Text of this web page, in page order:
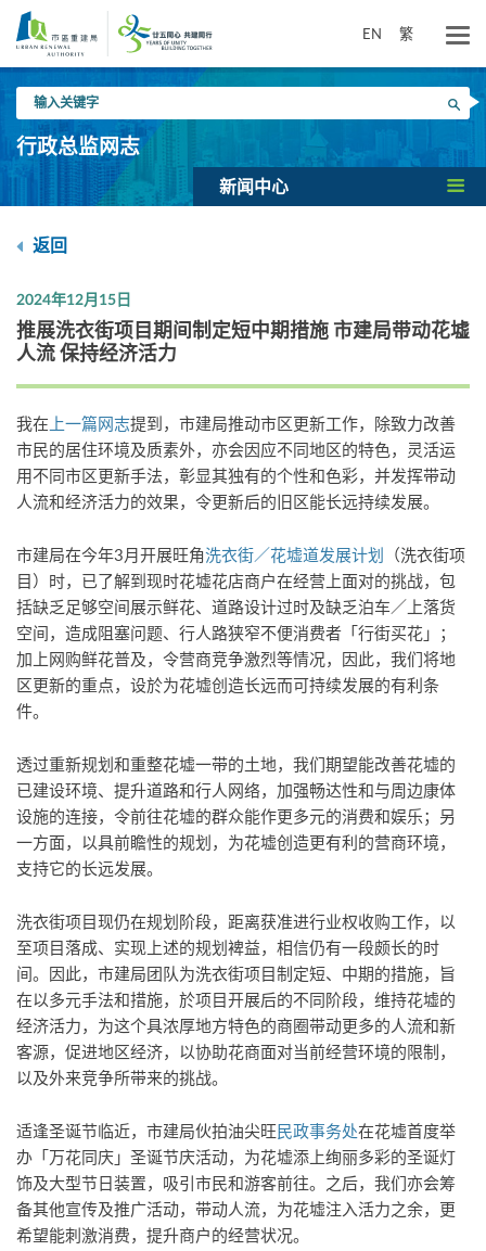
要
EN 繁
入
关
键
搜寻
行政总监网志
新闻中心
返回
2024年12月15日
推展洗衣街项目期间制定短中期措施 市建局带动花墟
人流 保持经济活力
我在 上一篇网志提到，市建局推动市区更新工作，除致力改善
市民的居住环境及质素外，亦会因应不同地区的特色，灵活运
用不同市区更新手法，彰显其独有的个性和色彩，并发挥带动
人流和经济活力的效果，令更新后的旧区能长远持续发展。
市建局在今年3月开展旺角洗衣街／花墟道发展计划 （洗衣街项
目）时，已了解到现时花墟花店商户在经营上面对的挑战，包
括缺乏足够空间展示鲜花、道路设计过时及缺乏泊车／上落货
空间，造成阻塞问题、行人路狭窄不便消费者「行街买花」；
加上网购鲜花普及，令营商竞争激烈等情况，因此，我们将地
区更新的重点，设於为花墟创造长远而可持续发展的有利条
件。
透过重新规划和重整花墟一带的土地，我们期望能改善花墟的
已建设环境、提升道路和行人网络，加强畅达性和与周边康体
设施的连接，令前往花墟的群众能作更多元的消费和娱乐；另
一方面，以具前瞻性的规划，为花墟创造更有利的营商环境，
支持它的长远发展。
洗衣街项目现仍在规划阶段，距离获准进行业权收购工作，以
至项目落成、实现上述的规划裨益，相信仍有一段颇长的时
间。因此，市建局团队为洗衣街项目制定短、中期的措施，旨
在以多元手法和措施，於项目开展后的不同阶段，维持花墟的
经济活力，为这个具浓厚地方特色的商圈带动更多的人流和新
客源，促进地区经济，以协助花商面对当前经营环境的限制，
以及外来竞争所带来的挑战。
适逢圣诞节临近，市建局伙拍油尖旺民政事务处在花墟首度举
办「万花同庆」圣诞节庆活动，为花墟添上绚丽多彩的圣诞灯
饰及大型节日装置，吸引市民和游客前往。之后，我们亦会筹
备其他宣传及推广活动，带动人流，为花墟注入活力之余，更
希望能刺激消费，提升商户的经营状况。